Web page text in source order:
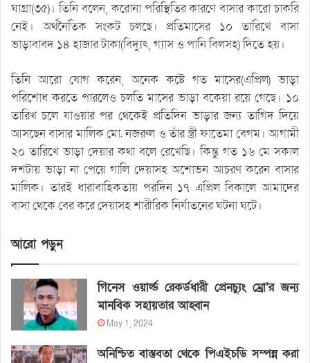
ঘাগ্রা(৩৫)। তিনি বলেন, করোনা পরিস্থিতির কারণে বাসার কারো চাকরি
নেই। অর্থনৈতিক সংকট চলছে। প্রতিমাসের ১০ তারিখে বাসা
ভাড়াবাবদ ১৪ হাজার টাকা(বিদ্যুৎ, গ্যাস ও পানি বিলসহ) দিতে হয়।
তিনি আরো যোগ করেন, অনেক কষ্টে গত মাসের(এপ্রিল) ভাড়া
পরিশোধ করতে পারলেও চলতি মাসের ভাড়া বকেয়া রয়ে গেছে। ১০
তারিখ চলে যাওয়ার পর থেকেই প্রতিদিন ভাড়ার জন্য তাগিদ দিয়ে
আসছেন বাসার মালিক মো. নজরুল ও তাঁর স্ত্রী ফাতেমা বেগম। আগামী
২০ তারিখে ভাড়া দেয়ার কথা বলে রেখেছি। কিন্তু গত ১৬ মে সকাল
দশটায় ভাড়া না পেয়ে গালি দেয়াসহ অশোভন আচরণ করেন বাসার
মালিক। তারই ধারাবাহিকতায় পরদিন ১৭ এপ্রিল বিকালে আমাদের
বাসা থেকে বের করে দেয়াসহ শারীরিক নির্যাতনের ঘটনা ঘটে।
আরো পড়ুন
গিনেস ওয়ার্ল্ড রেকর্ডধারী প্রেনচ্যুং ম্রো’র জন্য
মানবিক সহায়তার আহ্বান
May 1, 2024
অনিশ্চিত বাস্তবতা থেকে পিএইচডি সম্পন্ন করা